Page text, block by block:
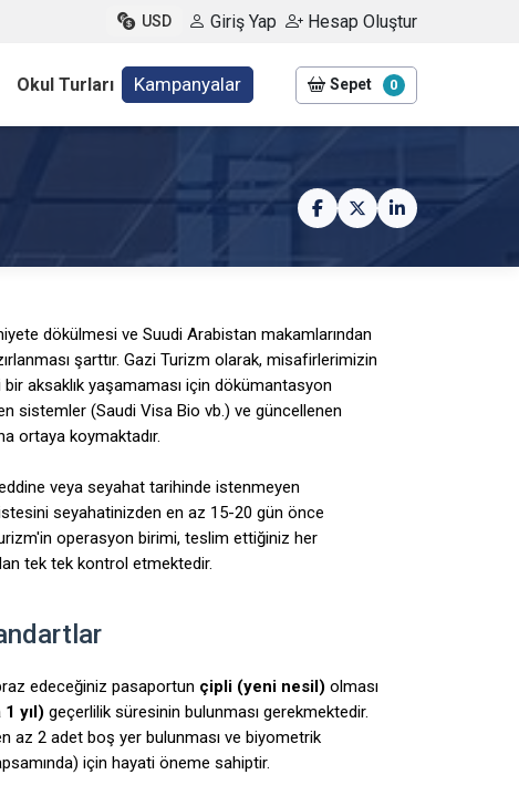
USD Giriş Yap Hesap Oluştur
Okul Turları Kampanyalar Sepet 0
dökülmesi ve Suudi Arabistan makamlarından
şarttır. Gazi Turizm olarak, misafirlerimizin
aksaklık yaşamaması için dökümantasyon
sistemler (Saudi Visa Bio vb.) ve güncellenen
ortaya koymaktadır.
veya seyahat tarihinde istenmeyen
seyahatinizden en az 15-20 gün önce
operasyon birimi, teslim ettiğiniz her
tek tek kontrol etmektedir.
edeceğiniz pasaportun çipli (yeni nesil) olması
yıl) geçerlilik süresinin bulunması gerekmektedir.
az 2 adet boş yer bulunması ve biyometrik
için hayati öneme sahiptir.